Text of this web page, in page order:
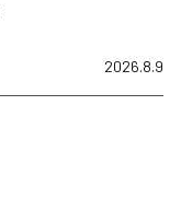
2026.8.9